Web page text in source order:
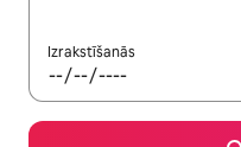
Izrakstīšanās